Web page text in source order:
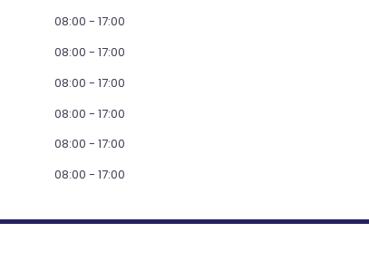
08:00 - 17:00
08:00 - 17:00
08:00 - 17:00
08:00 - 17:00
08:00 - 17:00
08:00 - 17:00